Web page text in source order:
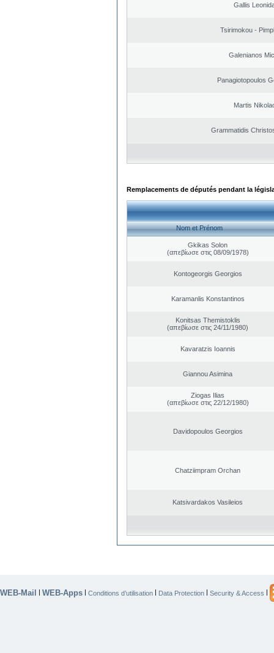
Gallis
Tsirimokou -
Galenianos
Panagiotopoulos
Martis
Grammatidis
Remplacements de députés pendant la
Nom et Prénom
Gkikas Solon
(απεβίωσε στις 08/09/1978)
Kontogeorgis Georgios
Karamanlis Konstantinos
Konitsas Themistoklis
(απεβίωσε στις 24/11/1980)
Kavaratzis Ioannis
Giannou Asimina
Ziogas Ilias
(απεβίωσε στις 22/12/1980)
Davidopoulos Georgios
Chatziimpram Orchan
Katsivardakos Vasileios
WEB-Mail | WEB-Apps | Conditions d’utilisation | Data Protection | Security & Access |